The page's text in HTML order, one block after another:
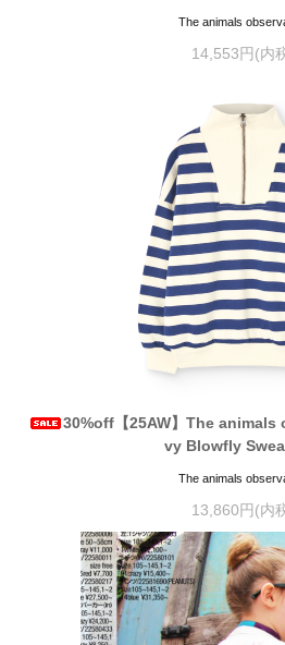
The animals
14,553円(内
30%off【25AW】The
vy Blowfly
The animals
13,860円(内